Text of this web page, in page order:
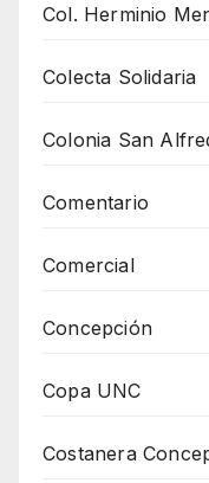
Col. Herminio
Colecta Solidaria
Colonia San
Comentario
Comercial
Concepción
Copa UNC
Costanera